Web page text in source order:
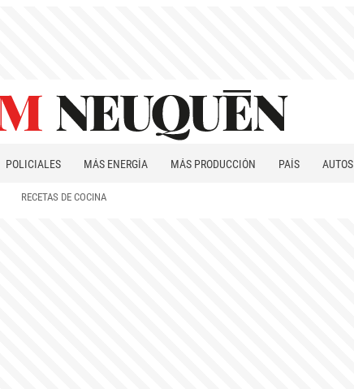
POLICIALES MÁS ENERGÍA MÁS PRODUCCIÓN PAÍS AUTOS
RECETAS DE COCINA